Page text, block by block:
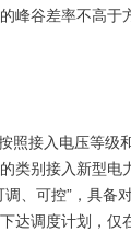
峰谷差率不高
照接入电压等
类别接入新型
、可控”，具
达调度计划，